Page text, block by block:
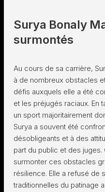
Surya Bonaly
surmontés
Au cours de sa carrière,
à de nombreux obstacles
défis auxquels elle a été
et les préjugés raciaux. En
un sport majoritairement
Surya a souvent été
désobligeants et à des
part du public et des
surmonter ces obstacles
résilience. Elle a refusé de
traditionnelles du patinage